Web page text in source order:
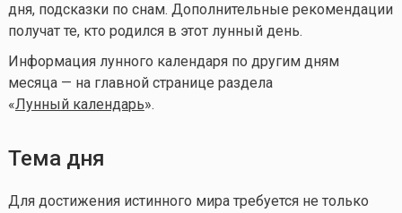
дня, подсказки по снам. Дополнительные рекомендации
получат те, кто родился в этот лунный день.
Информация лунного календаря по другим дням
месяца — на главной странице раздела
«Лунный календарь».
Тема дня
Для достижения истинного мира требуется не только